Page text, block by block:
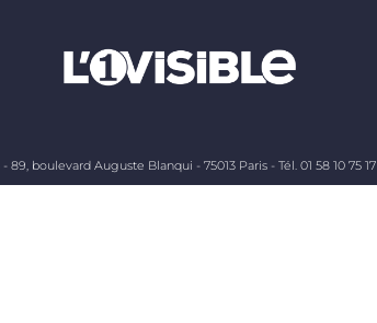
boulevard Auguste Blanqui - 75013 Paris - Tél. 01 58 10 75 17